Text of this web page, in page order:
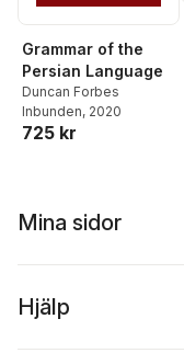
Grammar of the
Persian Language
Duncan Forbes
Inbunden, 2020
725 kr
Mina sidor
Hjälp